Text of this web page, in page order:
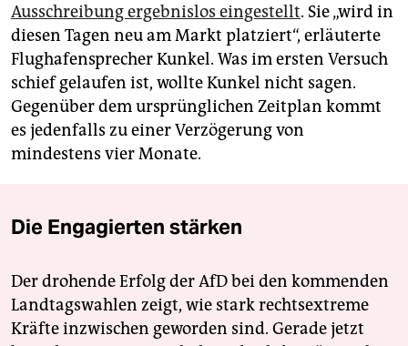
Ausschreibung ergebnislos eingestellt. Sie „wird in
diesen Tagen neu am Markt platziert“, erläuterte
Flughafensprecher Kunkel. Was im ersten Versuch
schief gelaufen ist, wollte Kunkel nicht sagen.
Gegenüber dem ursprünglichen Zeitplan kommt
es jedenfalls zu einer Verzögerung von
mindestens vier Monate.
Die Engagierten stärken
Der drohende Erfolg der AfD bei den kommenden
Landtagswahlen zeigt, wie stark rechtsextreme
Kräfte inzwischen geworden sind. Gerade jetzt